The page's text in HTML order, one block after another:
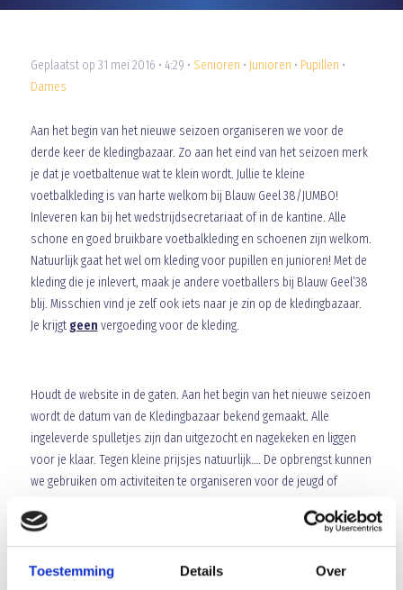
Toestemming Details Over
Geplaatst op 31 mei 2016 • 4:29 • Senioren • Junioren • Pupillen •
Dames
Aan het begin van het nieuwe seizoen organiseren we voor de
derde keer de kledingbazaar. Zo aan het eind van het seizoen merk
je dat je voetbaltenue wat te klein wordt. Jullie te kleine
voetbalkleding is van harte welkom bij Blauw Geel 38/JUMBO!
Inleveren kan bij het wedstrijdsecretariaat of in de kantine. Alle
schone en goed bruikbare voetbalkleding en schoenen zijn welkom.
Natuurlijk gaat het wel om kleding voor pupillen en junioren! Met de
kleding die je inlevert, maak je andere voetballers bij Blauw Geel’38
blij. Misschien vind je zelf ook iets naar je zin op de kledingbazaar.
Je krijgt geen vergoeding voor de kleding.
Houdt de website in de gaten. Aan het begin van het nieuwe seizoen
wordt de datum van de Kledingbazaar bekend gemaakt. Alle
ingeleverde spulletjes zijn dan uitgezocht en nagekeken en liggen
voor je klaar. Tegen kleine prijsjes natuurlijk…. De opbrengst kunnen
we gebruiken om activiteiten te organiseren voor de jeugd of
afgelopen jaar reservetenues aangeschaft.
Ellen Kortekaas,